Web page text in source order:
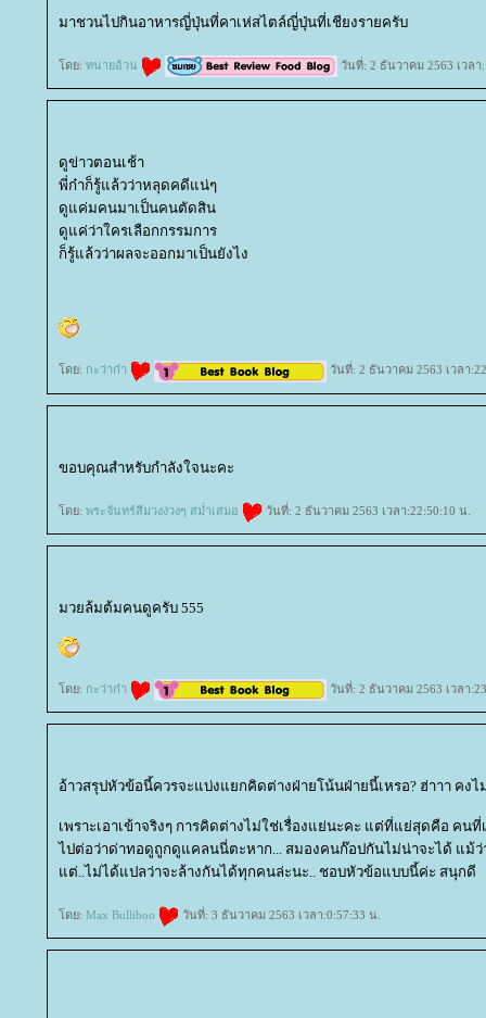
มาชวนไปกินอาหารญี่ปุ่นที่คาเห่สไตล์ญี่ปุ่นที่เชียงรายครับ
ดย: ทนายอ้วน วันที่: 2 ธันวาคม 2563 เวลา
ดูข่าวตอนเช้า
พี่ก๋าก็รู้แล้วว่าหลุดคดีแน่ๆ
ดูแค่มคนมาเป็นคนตัดสิน
ดูแค่ว่าใครเลือกกรรมการ
ก็รู้แล้วว่าผลจะออกมาเป็นยังไง
ดย: กะว่าก๋า วันที่: 2 ธันวาคม 2563 เวลา
ขอบคุณสำหรับกำลังใจนะคะ
ดย: พระจันทร์สีม่วงง่วงๆ สม่ำเสมอ วันที่: 2 ธันวาคม 2563 เวลา:22:50:10 น.
มวยล้มต้มคนดูครับ 555
ดย: กะว่าก๋า วันที่: 2 ธันวาคม 2563 เวลา
อ้าวสรุปหัวข้อนี้ควรจะแบ่งแยกคิดต่างฝ่ายโน้นฝ่ายนี้เหรอ? ฮ่าาา คงไ
เพราะเอาเข้าจริงๆ การคิดต่างไม่ใช่เรื่องแย่นะคะ แต่ที่แย่สุดคือ คน
ไปต่อว่าด่าทอดูถูกดูแคลนนี่ตะหาก... สมองคนก๊อปกันไม่น่าจะได้ แม้ว่
ต่..ไม่ได้แปลว่าจะล้างกันได้ทุกคนล่ะนะ.. ชอบหัวข้อแบบนี้ค่ะ สนุกดี
ดย: Max Bulliboo วันที่: 3 ธันวาคม 2563 เวลา:0:57:33 น.